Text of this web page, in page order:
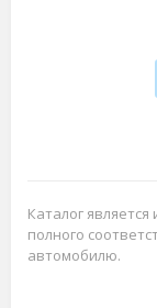
Каталог
полного
автомобилю.